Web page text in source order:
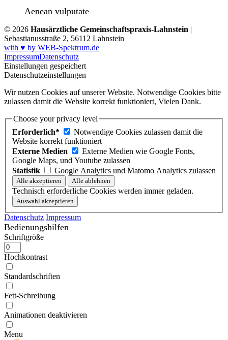
Aenean vulputate
© 2026 Hausärztliche Gemeinschaftspraxis-Lahnstein |
Sebastianusstraße 2, 56112 Lahnstein
with ♥ by WEB-Spektrum.de
ImpressumDatenschutz
Einstellungen gespeichert
Datenschutzeinstellungen
Wir nutzen Cookies auf unserer Website. Notwendige Cookies bitte
zulassen damit die Website korrekt funktioniert, Vielen Dank.
Choose your privacy level
Erforderlich*
Notwendige Cookies zulassen damit die
Website korrekt funktioniert
Externe Medien
Externe Medien wie Google Fonts,
Google Maps, und Youtube zulassen
Statistik
Google Analytics und Matomo Analytics zulassen
Technisch erforderliche Cookies werden immer geladen.
Datenschutz Impressum
Bedienungshilfen
Schriftgröße
Hochkontrast
Standardschriften
Fett-Schreibung
Animationen deaktivieren
Zur Startseite
Menu